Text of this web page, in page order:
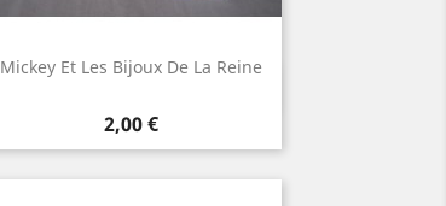
Mickey Et Les Bijoux De La Reine
Prix
2,00 €